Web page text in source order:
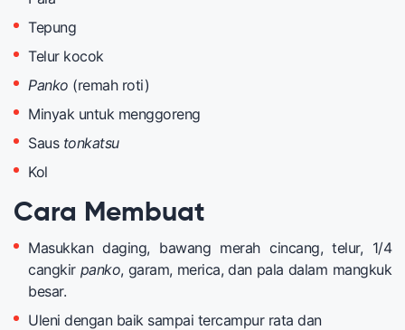
Tepung
Telur kocok
Panko (remah roti)
Minyak untuk menggoreng
Saus tonkatsu
Kol
Cara Membuat
Masukkan daging, bawang merah cincang, telur, 1/4
cangkir panko, garam, merica, dan pala dalam mangkuk
besar.
Uleni dengan baik sampai tercampur rata dan